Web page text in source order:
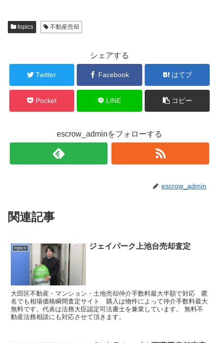
topics 不動産売却
シェアする
Twitter Facebook はてブ
Pocket LINE コピー
escrow_adminをフォローする
escrow_admin
関連記事
topics ジェイパーク上池台売却査定
大田区不動産・マンション・土地売却仲介手数料最大半額で対応 匿
名でも相場価格瞬間査定サイト 購入は物件によって仲介手数料最大
無料です。代表は法務大臣認定司法書士を兼業しています。 無料不
動産法務相談にも対応させて頂きます。